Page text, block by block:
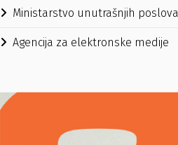
Ministarstvo unutrašnjih poslova
Agencija za elektronske medije